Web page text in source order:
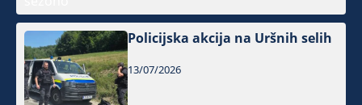
Policijska akcija na Uršnih selih
13/07/2026